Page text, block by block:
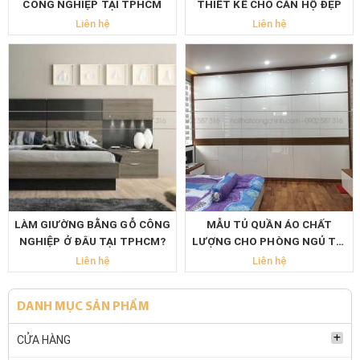
DANH MỤC SẢN PHẨM
CỬA HÀNG
CÔNG NGHIỆP TẠI TPHCM
Liên hệ
THIẾT KẾ CHO CĂN HỘ ĐẸP
Liên hệ
LÀM GIƯỜNG BẰNG GỖ CÔNG
NGHIỆP Ở ĐÂU TẠI TPHCM?
Liên hệ
MẪU TỦ QUẦN ÁO CHẤT
LƯỢNG CHO PHÒNG NGỦ TẠI
TPHCM
Liên hệ